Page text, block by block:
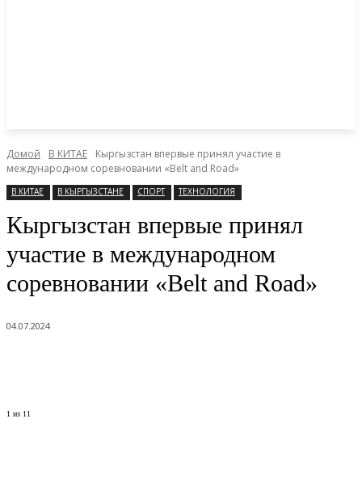
Домой В КИТАЕ
Кыргызстан впервые принял участие в
международном соревновании «Belt and Road»
В КИТАЕ В КЫРГЫЗСТАНЕ СПОРТ ТЕХНОЛОГИЯ
Кыргызстан впервые принял
участие в международном
соревновании «Belt and Road»
04.07.2024
1 из 11